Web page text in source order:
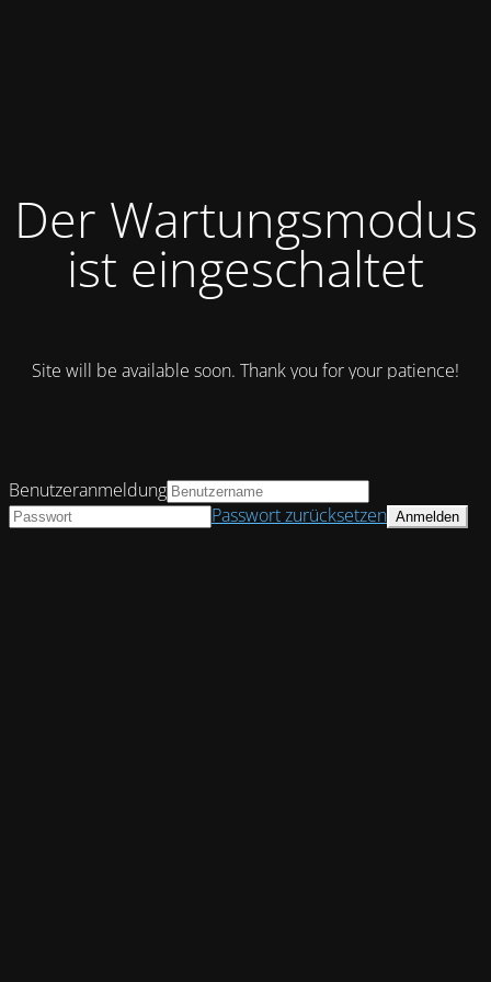
Der Wartungsmodus
ist eingeschaltet
Site will be available soon. Thank you for your patience!
Benutzeranmeldung
Passwort zurücksetzen